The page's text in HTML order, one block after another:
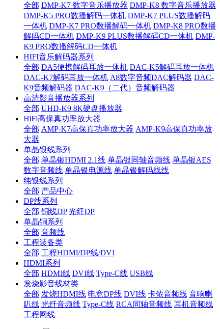
全部 DMP-K7 数字音乐播放器 DMP-K8 数字音乐播放器
DMP-K5 PRO数播解码一体机 DMP-K7 PLUS数播解码
一体机 DMP-K7 PRO数播解码一体机 DMP-K8 PRO数播
解码CD一体机 DMP-K9 PLUS数播解码CD一体机 DMP-
K9 PRO数播解码CD一体机
HIFI音乐解码器系列
全部 DA5便携解码耳放一体机 DAC-K5解码耳放一体机
DAC-K7解码耳放一体机 A8数字音频DAC解码器 DAC-
K9音频解码器 DAC-K9（二代）音频解码器
高清影音播放器系列
全部 UHD-K9 8K硬盘播放器
HiFi高保真功率放大器
全部 AMP-K7高保真功率放大器 AMP-K9高保真功率放
大器
单晶银线系列
全部 单晶银HDMI 2.1线 单晶银同轴音频线 单晶银AES
数字音频线 单晶银电源线 单晶银解码线线
纯银线系列
全部 产品中心
DP线系列
全部 铜线DP 光纤DP
单晶铜系列
全部 音频线
工程装备类
全部 工程HDMI/DP线/DVI
HDMI系列
全部 HDMI线 DVI线 Type-C线 USB线
发烧影音线材类
全部 发烧HDMI线 电竞DP线 DVI线 卡侬音频线 音响喇
叭线 光纤音频线 Type-C线 RCA同轴音频线 耳机音频线
工程网线